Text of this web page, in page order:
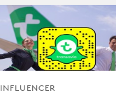
INFLUENCER